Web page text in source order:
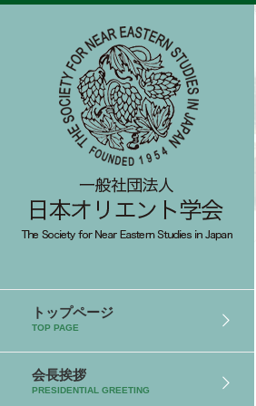
トップページ
TOP PAGE
会長挨拶
PRESIDENTIAL GREETING